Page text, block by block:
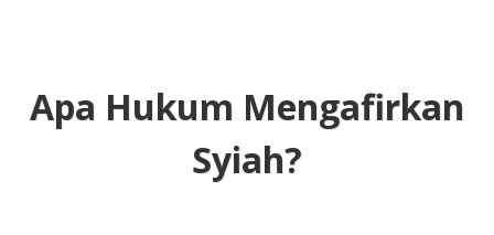
Apa Hukum Mengafirkan
Syiah?